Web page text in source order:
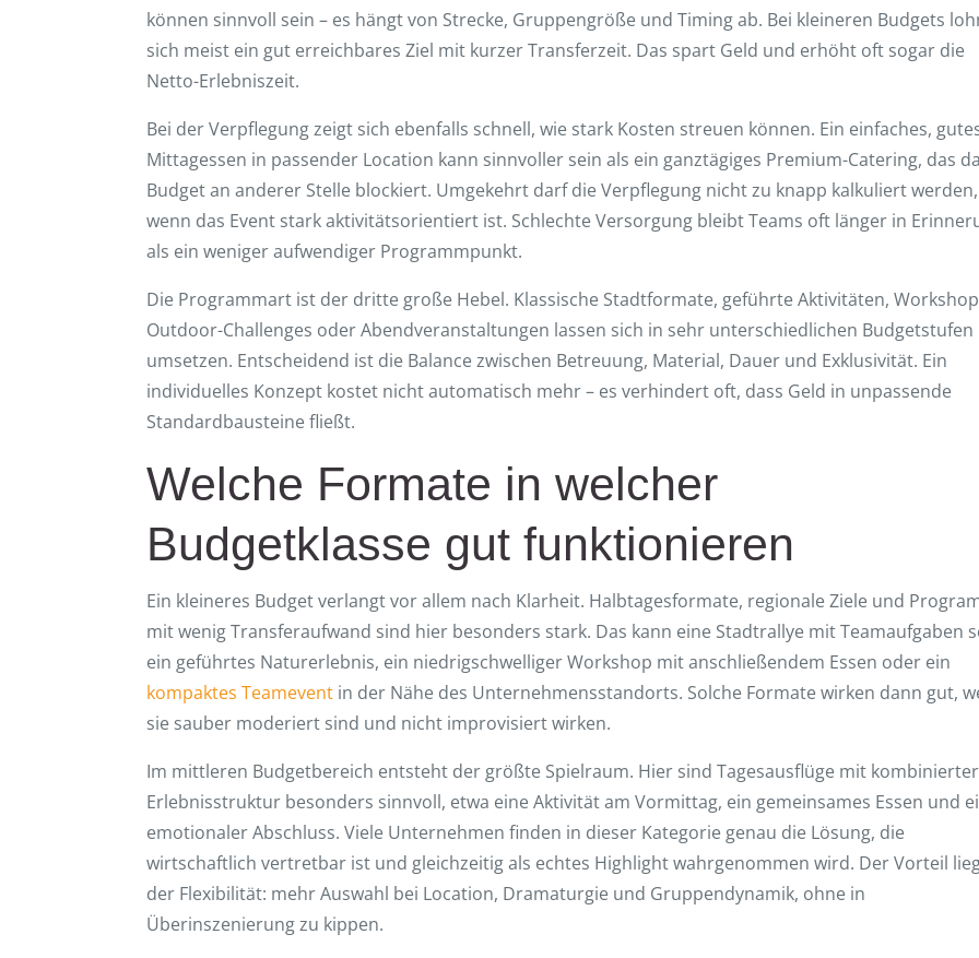
können sinnvoll sein – es hängt von Strecke, Gruppengröße und Timing ab. Bei kleineren Budgets
sich meist ein gut erreichbares Ziel mit kurzer Transferzeit. Das spart Geld und erhöht oft sogar die
Netto-Erlebniszeit.
Bei der Verpflegung zeigt sich ebenfalls schnell, wie stark Kosten streuen können. Ein einfaches,
Mittagessen in passender Location kann sinnvoller sein als ein ganztägiges Premium-Catering, das
Budget an anderer Stelle blockiert. Umgekehrt darf die Verpflegung nicht zu knapp kalkuliert werden,
wenn das Event stark aktivitätsorientiert ist. Schlechte Versorgung bleibt Teams oft länger in
als ein weniger aufwendiger Programmpunkt.
Die Programmart ist der dritte große Hebel. Klassische Stadtformate, geführte Aktivitäten,
Outdoor-Challenges oder Abendveranstaltungen lassen sich in sehr unterschiedlichen Budgetstufen
umsetzen. Entscheidend ist die Balance zwischen Betreuung, Material, Dauer und Exklusivität. Ein
individuelles Konzept kostet nicht automatisch mehr – es verhindert oft, dass Geld in unpassende
Standardbausteine fließt.
Welche Formate in welcher
Budgetklasse gut funktionieren
Ein kleineres Budget verlangt vor allem nach Klarheit. Halbtagesformate, regionale Ziele und
mit wenig Transferaufwand sind hier besonders stark. Das kann eine Stadtrallye mit Teamaufgaben
ein geführtes Naturerlebnis, ein niedrigschwelliger Workshop mit anschließendem Essen oder ein
kompaktes Teamevent in der Nähe des Unternehmensstandorts. Solche Formate wirken dann gut,
sie sauber moderiert sind und nicht improvisiert wirken.
Im mittleren Budgetbereich entsteht der größte Spielraum. Hier sind Tagesausflüge mit kombinierter
Erlebnisstruktur besonders sinnvoll, etwa eine Aktivität am Vormittag, ein gemeinsames Essen und
emotionaler Abschluss. Viele Unternehmen finden in dieser Kategorie genau die Lösung, die
wirtschaftlich vertretbar ist und gleichzeitig als echtes Highlight wahrgenommen wird. Der Vorteil
der Flexibilität: mehr Auswahl bei Location, Dramaturgie und Gruppendynamik, ohne in
Überinszenierung zu kippen.